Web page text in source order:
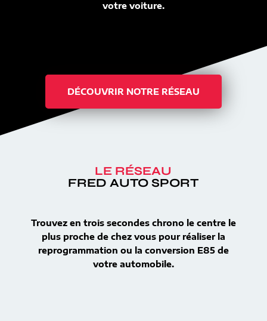
votre voiture.
DÉCOUVRIR NOTRE RÉSEAU
LE RÉSEAU
FRED AUTO SPORT
Trouvez en trois secondes chrono le centre le
plus proche de chez vous pour réaliser la
reprogrammation ou la conversion E85 de
votre automobile.